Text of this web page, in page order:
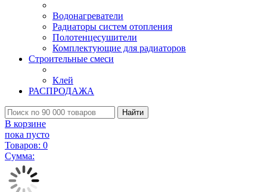
Водонагреватели
Радиаторы систем отопления
Полотенцесушители
Комплектующие для радиаторов
Строительные смеси
Клей
РАСПРОДАЖА
Найти
В корзине
пока пусто
Товаров: 0
Сумма: